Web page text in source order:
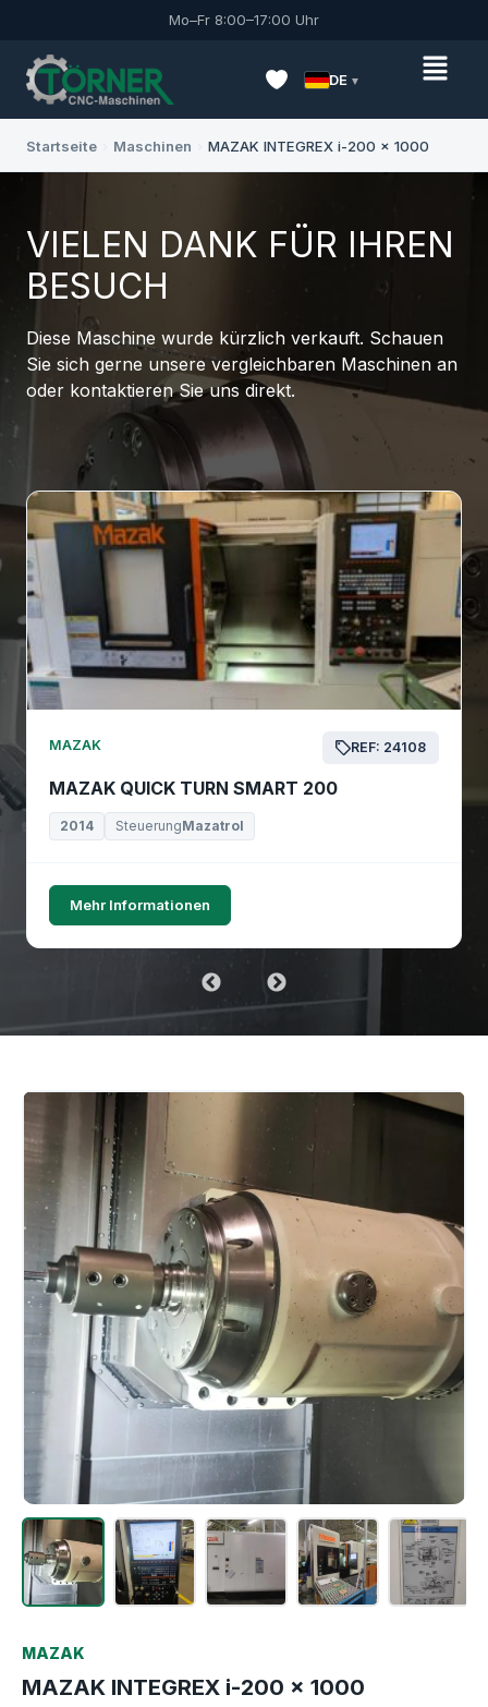
Mo–Fr 8:00–17:00 Uhr
DE
Startseite Maschinen MAZAK INTEGREX i-200 x 1000
VIELEN DANK FÜR IHREN
BESUCH
Diese Maschine wurde kürzlich verkauft. Schauen
Sie sich gerne unsere vergleichbaren Maschinen an
oder kontaktieren Sie uns direkt.
MAZAK REF: 24108
MAZAK QUICK TURN SMART 200
2014 SteuerungMazatrol
Mehr Informationen
MAZAK
MAZAK INTEGREX i-200 x 1000